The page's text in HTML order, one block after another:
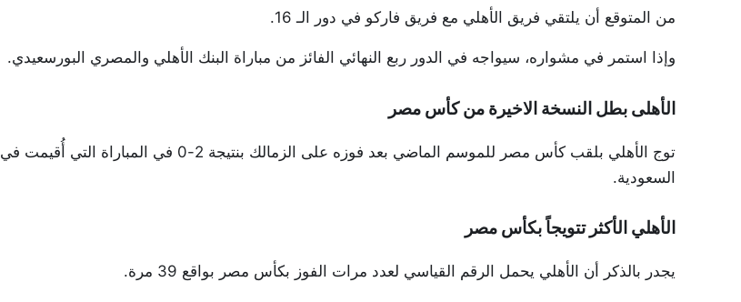
من المتوقع أن يلتقي فريق الأهلي مع فريق فاركو في دور الـ 16.
وإذا استمر في مشواره، سيواجه في الدور ربع النهائي الفائز من مباراة البنك الأهلي والمصري البورسعيدي.
الأهلى بطل النسخة الاخيرة من كأس مصر
توج الأهلي بلقب كأس مصر للموسم الماضي بعد فوزه على الزمالك بنتيجة 2-0 في المباراة التي أُقيمت في
السعودية.
الأهلي الأكثر تتويجاً بكأس مصر
يجدر بالذكر أن الأهلي يحمل الرقم القياسي لعدد مرات الفوز بكأس مصر بواقع 39 مرة.